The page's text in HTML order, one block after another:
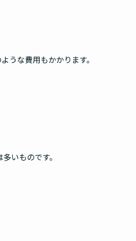
うな費用もかかります。
いものです。